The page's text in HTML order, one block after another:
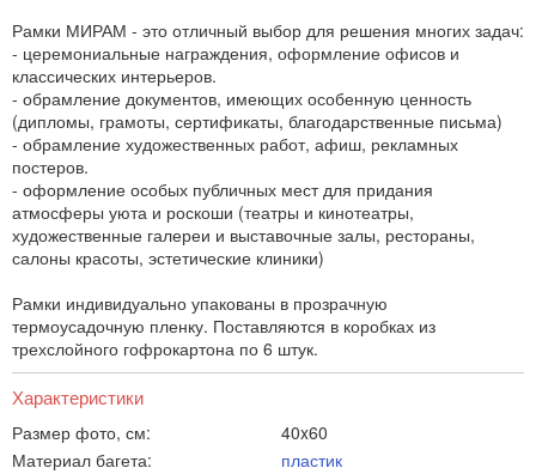
Рамки МИРАМ - это отличный выбор для решения многих задач:
- церемониальные награждения, оформление офисов и
классических интерьеров.
- обрамление документов, имеющих особенную ценность
(дипломы, грамоты, сертификаты, благодарственные письма)
- обрамление художественных работ, афиш, рекламных
постеров.
- оформление особых публичных мест для придания
атмосферы уюта и роскоши (театры и кинотеатры,
художественные галереи и выставочные залы, рестораны,
салоны красоты, эстетические клиники)
Рамки индивидуально упакованы в прозрачную
термоусадочную пленку. Поставляются в коробках из
трехслойного гофрокартона по 6 штук.
Характеристики
Размер фото, см:
40x60
Материал багета:
пластик